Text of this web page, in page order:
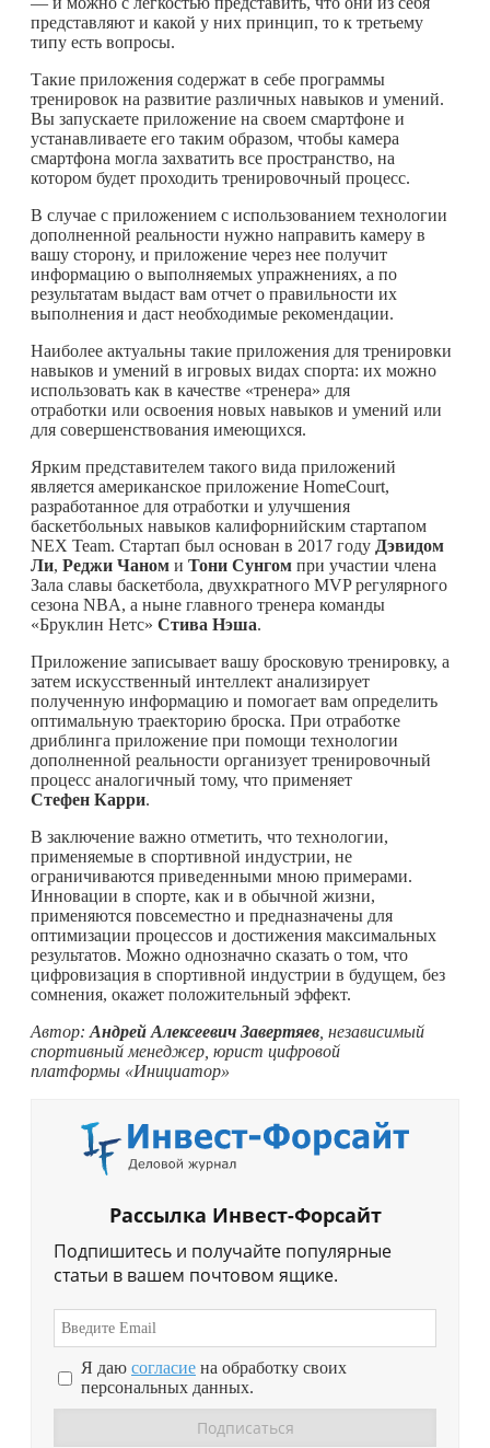
представляют и какой у них принцип, то к третьему
типу есть вопросы.
Такие приложения содержат в себе программы
тренировок на развитие различных навыков и умений.
Вы запускаете приложение на своем смартфоне и
устанавливаете его таким образом, чтобы камера
смартфона могла захватить все пространство, на
котором будет проходить тренировочный процесс.
В случае с приложением с использованием технологии
дополненной реальности нужно направить камеру в
вашу сторону, и приложение через нее получит
информацию о выполняемых упражнениях, а по
результатам выдаст вам отчет о правильности их
выполнения и даст необходимые рекомендации.
Наиболее актуальны такие приложения для тренировки
навыков и умений в игровых видах спорта: их можно
использовать как в качестве «тренера» для
отработки или освоения новых навыков и умений или
для совершенствования имеющихся.
Ярким представителем такого вида приложений
является американское приложение HomeCourt,
разработанное для отработки и улучшения
баскетбольных навыков калифорнийским стартапом
NEX Team. Стартап был основан в 2017 году Дэвидом
Ли, Реджи Чаном и Тони Сунгом при участии члена
Зала славы баскетбола, двухкратного MVP регулярного
сезона NBA, а ныне главного тренера команды
«Бруклин Нетс» Стива Нэша.
Приложение записывает вашу бросковую тренировку, а
затем искусственный интеллект анализирует
полученную информацию и помогает вам определить
оптимальную траекторию броска. При отработке
дриблинга приложение при помощи технологии
дополненной реальности организует тренировочный
процесс аналогичный тому, что применяет
Стефен Карри.
В заключение важно отметить, что технологии,
применяемые в спортивной индустрии, не
ограничиваются приведенными мною примерами.
Инновации в спорте, как и в обычной жизни,
применяются повсеместно и предназначены для
оптимизации процессов и достижения максимальных
результатов. Можно однозначно сказать о том, что
цифровизация в спортивной индустрии в будущем, без
сомнения, окажет положительный эффект.
Автор: Андрей Алексеевич Завертяев , независимый
спортивный менеджер, юрист цифровой
платформы «Инициатор»
Рассылка Инвест-Форсайт
Подпишитесь и получайте популярные
статьи в вашем почтовом ящике.
Я даю согласие на обработку своих
персональных данных.